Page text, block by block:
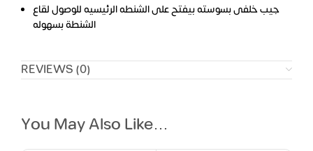
جيب خلفى بسوسته بيفتح على الشنطه الرئيسيه للوصول لقاع
الشنطة بسهوله
REVIEWS (0)
You May Also Like…